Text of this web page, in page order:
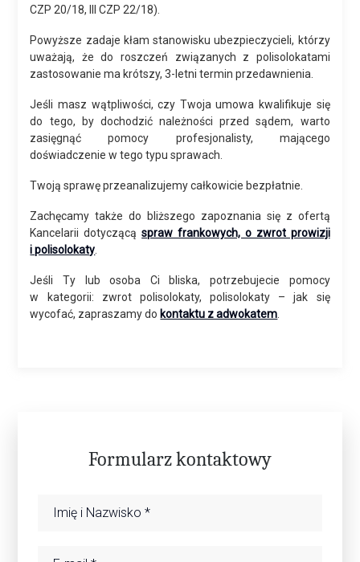
CZP 20/18, III CZP 22/18).
Powyższe zadaje kłam stanowisku ubezpieczycieli, którzy
uważają, że do roszczeń związanych z polisolokatami
zastosowanie ma krótszy, 3-letni termin przedawnienia.
Jeśli masz wątpliwości, czy Twoja umowa kwalifikuje się
do tego, by dochodzić należności przed sądem, warto
zasięgnąć pomocy profesjonalisty, mającego
doświadczenie w tego typu sprawach.
Twoją sprawę przeanalizujemy całkowicie bezpłatnie.
Zachęcamy także do bliższego zapoznania się z ofertą
Kancelarii dotyczącąspraw frankowych, o zwrot prowizji
i polisolokaty
Jeśli Ty lub osoba Ci bliska, potrzebujecie pomocy
w kategorii: zwrot polisolokaty, polisolokaty – jak się
wycofać, zapraszamy do kontaktu z adwokatem
Formularz kontaktowy